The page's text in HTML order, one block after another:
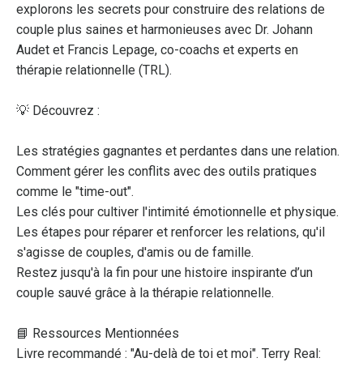
explorons les secrets pour construire des relations de
couple plus saines et harmonieuses avec Dr. Johann
Audet et Francis Lepage, co-coachs et experts en
thérapie relationnelle (TRL).
💡 Découvrez :
Les stratégies gagnantes et perdantes dans une relation.
Comment gérer les conflits avec des outils pratiques
comme le "time-out".
Les clés pour cultiver l'intimité émotionnelle et physique.
Les étapes pour réparer et renforcer les relations, qu'il
s'agisse de couples, d'amis ou de famille.
Restez jusqu'à la fin pour une histoire inspirante d’un
couple sauvé grâce à la thérapie relationnelle.
📘 Ressources Mentionnées
Livre recommandé : "Au-delà de toi et moi". Terry Real: